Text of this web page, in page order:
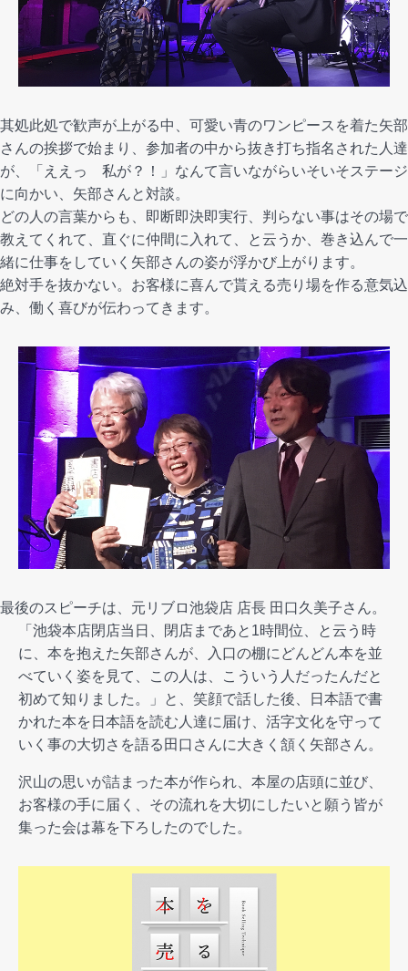
其処此処で歓声が上がる中、可愛い青のワンピースを着た矢部
さんの挨拶で始まり、参加者の中から抜き打ち指名された人達
が、「ええっ 私が？！」なんて言いながらいそいそステージ
に向かい、矢部さんと対談。
どの人の言葉からも、即断即決即実行、判らない事はその場で
教えてくれて、直ぐに仲間に入れて、と云うか、巻き込んで一
緒に仕事をしていく矢部さんの姿が浮かび上がります。
絶対手を抜かない。お客様に喜んで貰える売り場を作る意気込
み、 働く喜びが伝わってきます。
最後のスピーチは、元リブロ池袋店 店長 田口久美子さん。
「池袋本店閉店当日、閉店まであと1時間位、と云う時
に、本を抱えた矢部さんが、
入口の棚にどんどん本を並
べていく姿を見て、この人は、こういう人だったんだと
初めて知りました。」と、笑顔で話した後、日本語で書
かれた本を日本語を読む人達に届け、活字文化を守って
いく事の大切さを語る田口さんに大きく頷く矢部さん。
沢山の思いが詰まった本が作られ、本屋の店頭に並び、
お客様の手に届く、その流れを大切にしたいと願う皆が
集った会は幕を下ろしたのでした。